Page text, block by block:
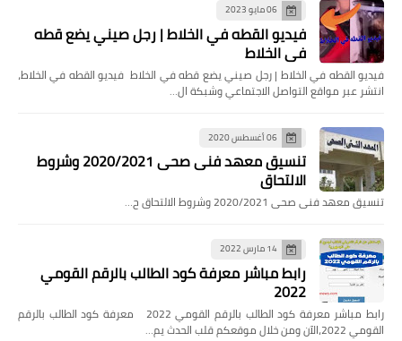
06 مايو 2023
فيديو القطه في الخلاط | رجل صيني يضع قطه
في الخلاط
فيديو القطه في الخلاط | رجل صيني يضع قطه في الخلاط فيديو القطه في الخلاط،
انتشر عبر مواقع التواصل الاجتماعي وشبكة ال…
06 أغسطس 2020
تنسيق معهد فنى صحى 2020/2021 وشروط
الالتحاق
تنسيق معهد فنى صحى 2020/2021 وشروط الالتحاق ح…
14 مارس 2022
رابط مباشر معرفة كود الطالب بالرقم القومي
2022
رابط مباشر معرفة كود الطالب بالرقم القومي 2022 معرفة كود الطالب بالرقم
القومي 2022،الآن ومن خلال موقعكم قلب الحدث يم…